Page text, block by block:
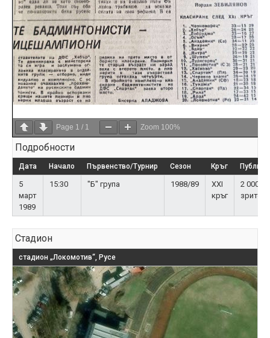
Page 1 / 1 Zoom 100%
Подробности
Дата Начало Първенство/Турнир Сезон Кръг Публика
5
март
1989
15:30 "Б" група 1988/89
XXI
кръг
2 000
зрители
Стадион
стадион „Локомотив“, Русе